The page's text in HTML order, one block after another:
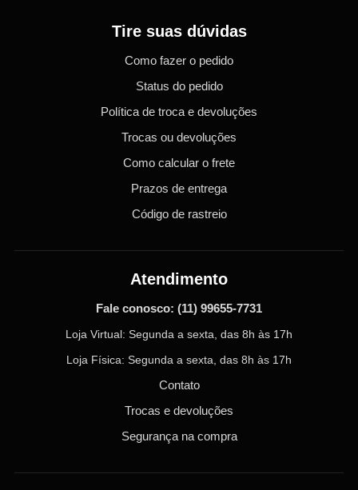
Tire suas dúvidas
Como fazer o pedido
Status do pedido
Política de troca e devoluções
Trocas ou devoluções
Como calcular o frete
Prazos de entrega
Código de rastreio
Atendimento
Fale conosco: (11) 99655-7731
Loja Virtual: Segunda a sexta, das 8h às 17h
Loja Física: Segunda a sexta, das 8h às 17h
Contato
Trocas e devoluções
Segurança na compra